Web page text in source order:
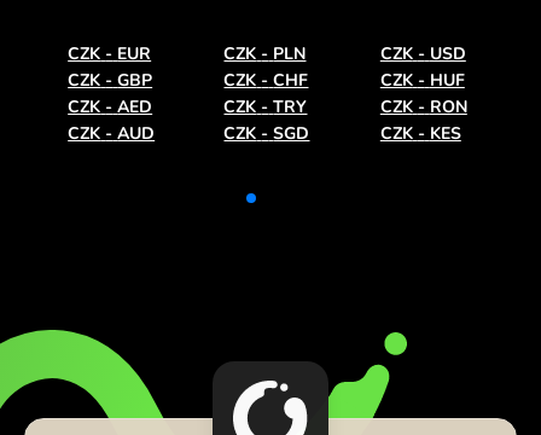
CZK - EUR CZK - PLN CZK - USD
CZK - GBP CZK - CHF CZK - HUF
CZK - AED CZK - TRY CZK - RON
CZK - AUD CZK - SGD CZK - KES